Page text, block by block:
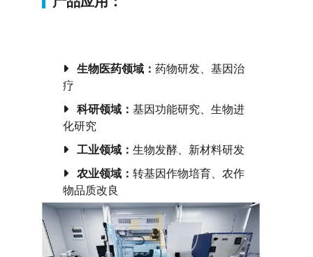
生物医药领域： 药物研发、基因治
疗
科研领域： 基因功能研究、生物进
化研究
工业领域： 生物发酵、新材料研发
农业领域： 转基因作物培育、农作
物品质改良